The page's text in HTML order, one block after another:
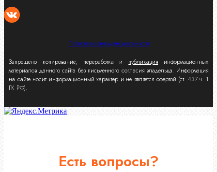
Политика конфиденциальности
Запрещено копирование, переработка и публикация информационных
материалов данного сайта без письменного согласия владельца. Информация
на сайте носит информационный характер и не является офертой (ст. 437 ч. 1
ГК РФ).
Есть вопросы?